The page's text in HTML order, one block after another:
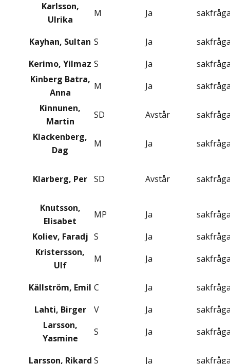
Karlsson,
Ulrika
M Ja
Kayhan, Sultan S Ja
Kerimo, Yilmaz S Ja
Kinberg Batra,
Anna
M Ja
Kinnunen,
Martin
SD Avstår
Klackenberg,
Dag
M Ja
Klarberg, Per SD Avstår
Knutsson,
Elisabet
MP Ja
Koliev, Faradj S Ja
Kristersson,
Ulf
M Ja
Källström, Emil C Ja
Lahti, Birger
V Ja
Larsson,
Yasmine
S Ja
Larsson, Rikard S Ja